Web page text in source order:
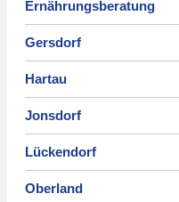
Ernährungsberatung
Gersdorf
Hartau
Jonsdorf
Lückendorf
Oberland